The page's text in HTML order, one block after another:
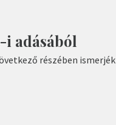
i adásából
részében ismerjék